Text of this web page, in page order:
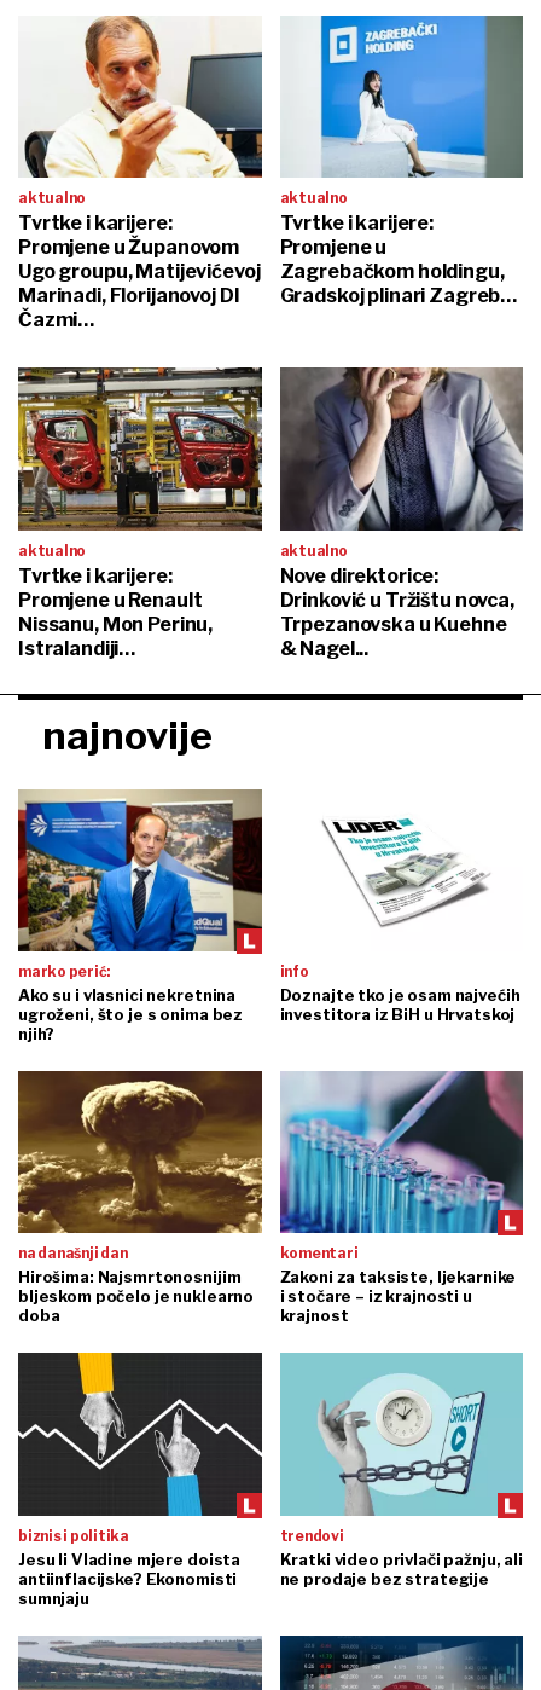
aktualno
Tvrtke i karijere:
Promjene u Županovom
Ugo groupu, Matijevićevoj
Marinadi, Florijanovoj DI
Čazmi…
aktualno
Tvrtke i karijere:
Promjene u
Zagrebačkom holdingu,
Gradskoj plinari Zagreb…
aktualno
Tvrtke i karijere:
Promjene u Renault
Nissanu, Mon Perinu,
Istralandiji…
aktualno
Nove direktorice:
Drinković u Tržištu novca,
Trpezanovska u Kuehne
& Nagel...
najnovije
marko perić:
Ako su i vlasnici nekretnina
ugroženi, što je s onima bez
njih?
info
Doznajte tko je osam najvećih
investitora iz BiH u Hrvatskoj
na današnji dan
Hirošima: Najsmrtonosnijim
bljeskom počelo je nuklearno
doba
komentari
Zakoni za taksiste, ljekarnike
i stočare – iz krajnosti u
krajnost
biznis i politika
Jesu li Vladine mjere doista
antiinflacijske? Ekonomisti
sumnjaju
trendovi
Kratki video privlači pažnju, ali
ne prodaje bez strategije